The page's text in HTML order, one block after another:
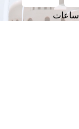
ساعات